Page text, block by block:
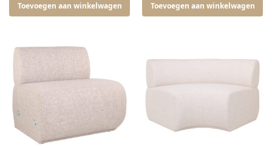
Toevoegen aan winkelwagen Toevoegen aan winkelwagen